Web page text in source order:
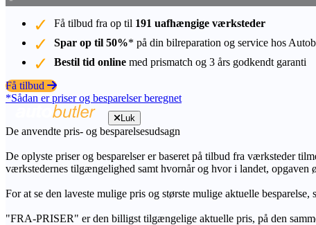
Få tilbud fra op til 191 uafhængige værksteder
Spar op til 50%* på din bilreparation og service hos
Bestil tid online med prismatch og 3 års godkendt garanti
Få tilbud
*Sådan er priser og besparelser beregnet
Luk
De anvendte pris- og besparelsesudsagn
De oplyste priser og besparelser er baseret på tilbud fra værksteder
værkstedernes tilgængelighed samt hvornår og hvor i landet, opgaven
For at se den laveste mulige pris og største mulige aktuelle
"FRA-PRISER" er den billigst tilgængelige aktuelle pris, på den